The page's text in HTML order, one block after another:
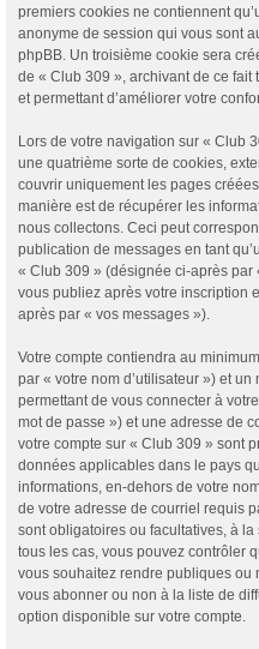
premiers cookies ne contiennent
anonyme de session qui vous sont
phpBB. Un troisième cookie sera
de « Club 309 », archivant de ce
et permettant d’améliorer votre
Lors de votre navigation sur « Club
une quatrième sorte de cookies,
couvrir uniquement les pages
manière est de récupérer les
nous collectons. Ceci peut
publication de messages en tant
« Club 309 » (désignée ci-après par
vous publiez après votre inscription
après par « vos messages »).
Votre compte contiendra au
par « votre nom d’utilisateur ») et
permettant de vous connecter à
mot de passe ») et une adresse de
votre compte sur « Club 309 » sont
données applicables dans le pays
informations, en-dehors de votre
de votre adresse de courriel requis
sont obligatoires ou facultatives, à
tous les cas, vous pouvez contrôler
vous souhaitez rendre publiques ou
vous abonner ou non à la liste de
option disponible sur votre compte.